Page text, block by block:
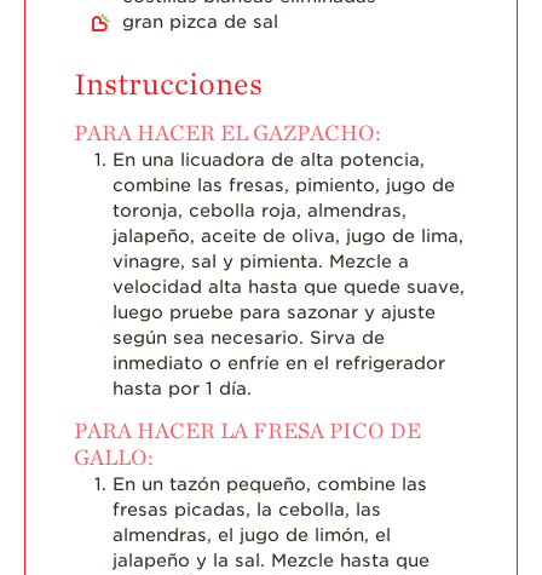
gran pizca de sal
Instrucciones
PARA HACER EL GAZPACHO:
En una licuadora de alta potencia,
combine las fresas, pimiento, jugo de
toronja, cebolla roja, almendras,
jalapeño, aceite de oliva, jugo de lima,
vinagre, sal y pimienta. Mezcle a
velocidad alta hasta que quede suave,
luego pruebe para sazonar y ajuste
según sea necesario. Sirva de
inmediato o enfríe en el refrigerador
hasta por 1 día.
PARA HACER LA FRESA PICO DE
GALLO:
En un tazón pequeño, combine las
fresas picadas, la cebolla, las
almendras, el jugo de limón, el
jalapeño y la sal. Mezcle hasta que